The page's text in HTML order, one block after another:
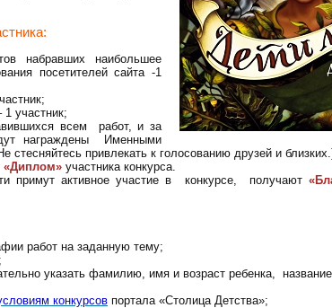
набравших наибольшее
посетителей сайта -1
1 участник;
всем работ, и за
награждены Именными
стесняйтесь привлекать к голосованию друзей и
«Диплом» участника конкурса.
примут активное участие в конкурсе, получают
работ на заданную тему;
указать фамилию, имя и возраст ребенка,
конкурсов портала «Столица Детства»;